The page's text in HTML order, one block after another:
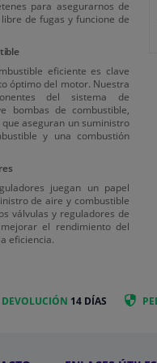
para asegurarnos de
de fugas y funcione de
eficiente es clave
óptimo del motor. Nuestra
del sistema de
bombas de combustible,
aseguran un suministro
y una combustión
juegan un papel
de aire y combustible
válvulas y reguladores de
el rendimiento del
eficiencia.
14 DÍAS